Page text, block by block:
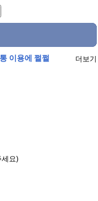
이용에 쩔쩔 더보기
세요)